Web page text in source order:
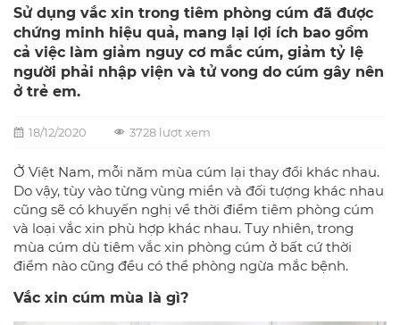
Sử dụng vắc xin trong tiêm phòng cúm đã được
chứng minh hiệu quả, mang lại lợi ích bao gồm
cả việc làm giảm nguy cơ mắc cúm, giảm tỷ lệ
người phải nhập viện và tử vong do cúm gây nên
ở trẻ em.
18/12/2020 3728 lượt xem
Ở Việt Nam, mỗi năm mùa cúm lại thay đổi khác nhau.
Do vậy, tùy vào từng vùng miền và đối tượng khác nhau
cũng sẽ có khuyến nghị về thời điểm tiêm phòng cúm
và loại vắc xin phù hợp khác nhau. Tuy nhiên, trong
mùa cúm dù tiêm vắc xin phòng cúm ở bất cứ thời
điểm nào cũng đều có thể phòng ngừa mắc bệnh.
Vắc xin cúm mùa là gì?